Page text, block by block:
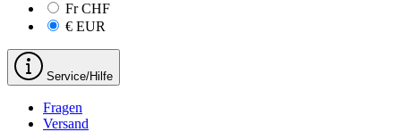
FrCHF
€ EUR
Service/Hilfe
Fragen
Versand